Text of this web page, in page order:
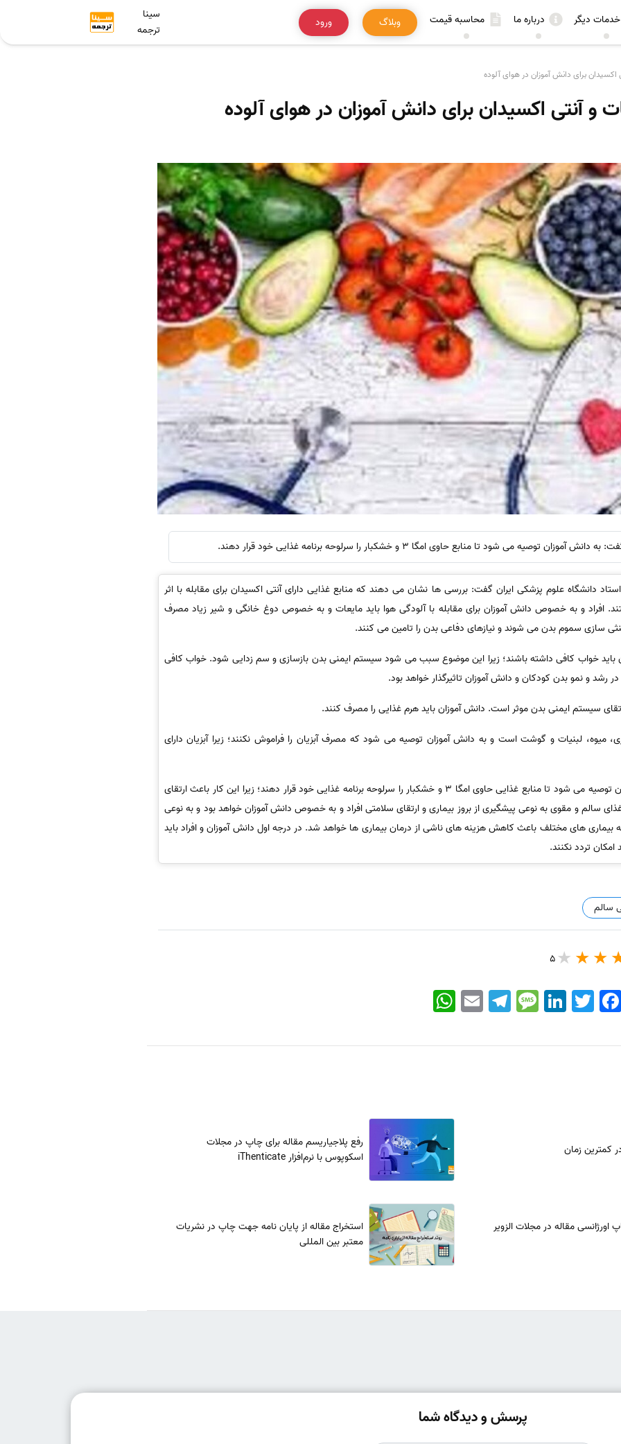
خدمات دیگر درباره ما محاسبه قیمت وبلاگ ورود
سینا
ترجمه
برای دانش آموزان در هوای آلوده
آنتی اکسیدان برای دانش آموزان در هوای آلوده
می شود تا منابع حاوی امگا 3 و خشکبار را سرلوحه برنامه غذایی خود قرار دهند.
دانشگاه علوم پزشکی ایران گفت: بررسی ها نشان می دهند که منابع غذایی دارای آنتی اکسیدان برای مقابله با اثر
افراد و به خصوص دانش آموزان برای مقابله با آلودگی هوا باید مایعات و به خصوص دوغ خانگی و شیر زیاد مصرف
سازی سموم بدن می شوند و نیازهای دفاعی بدن را تامین می کنند.
باید خواب کافی داشته باشند؛ زیرا این موضوع سبب می شود سیستم ایمنی بدن بازسازی و سم زدایی شود. خواب کافی
رشد و نمو بدن کودکان و دانش آموزان تاثیرگذار خواهد بود.
سیستم ایمنی بدن موثر است. دانش آموزان باید هرم غذایی را مصرف کنند.
لبنیات و گوشت است و به دانش آموزان توصیه می شود که مصرف آبزیان را فراموش نکنند؛ زیرا آبزیان دارای
او گفت: به مردم و خصوصا دانش آموزان توصیه می شود تا منابع غذایی حاوی امگا 3 و خشکبار را سرلوحه برنامه غذایی خود قرار دهند؛ زیرا این کار باعث ارتقای
و مقوی به نوعی پیشگیری از بروز بیماری و ارتقای سلامتی افراد و به خصوص دانش آموزان خواهد بود و به نوعی
بیماری های مختلف باعث کاهش هزینه های ناشی از درمان بیماری ها خواهد شد. در درجه اول دانش آموزان و افراد باید
تردد نکنند.
سالم
5
WhatsApp EmailTelegramMessageLinkedIn TwitterFacebook
کمترین زمان
رفع پلاجیاریسم مقاله برای چاپ در مجلات
اسکوپوس با نرم‌افزار iThenticate
مقاله در مجلات الزویر
استخراج مقاله از پایان نامه جهت چاپ در نشریات
معتبر بین المللی
پرسش و دیدگاه شما